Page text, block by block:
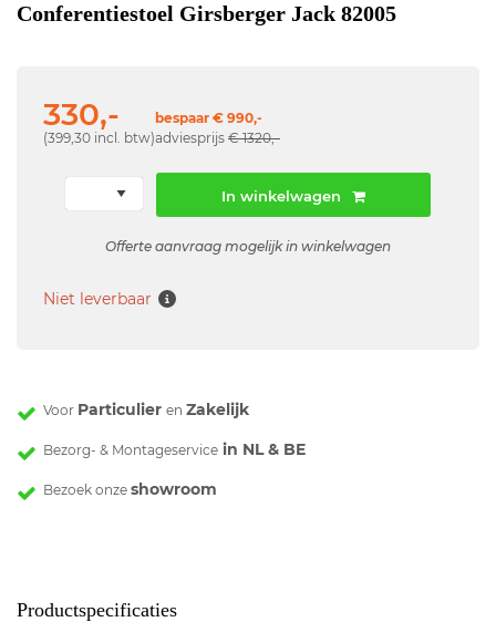
Conferentiestoel Girsberger Jack 82005
330,-
(399,30 incl. btw)
bespaar € 990,-
adviesprijs € 1320,-
In winkelwagen
Offerte aanvraag mogelijk in winkelwagen
Niet leverbaar
Voor Particulier en Zakelijk
Bezorg- & Montageservice in NL & BE
Bezoek onze showroom
Productspecificaties